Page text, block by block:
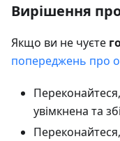
Вирішення
Якщо ви не чуєте
попереджень про
увімкнена та